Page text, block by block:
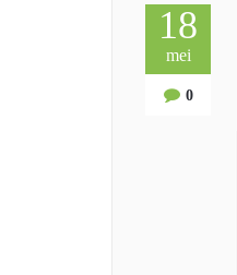
18
mei
0